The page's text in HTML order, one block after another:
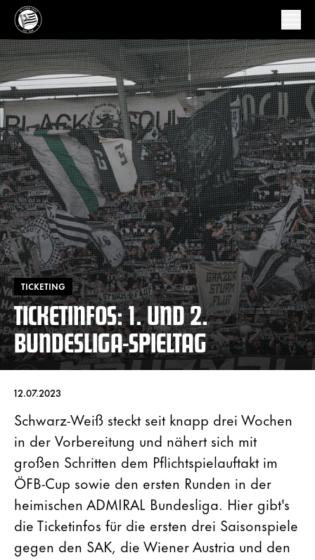
TICKETING
TICKETINFOS: 1. UND 2.
BUNDESLIGA-SPIELTAG
12.07.2023
Schwarz-Weiß steckt seit knapp drei Wochen
in der Vorbereitung und nähert sich mit
großen Schritten dem Pflichtspielauftakt im
ÖFB-Cup sowie den ersten Runden in der
heimischen ADMIRAL Bundesliga. Hier gibt's
die Ticketinfos für die ersten drei Saisonspiele
gegen den SAK, die Wiener Austria und den